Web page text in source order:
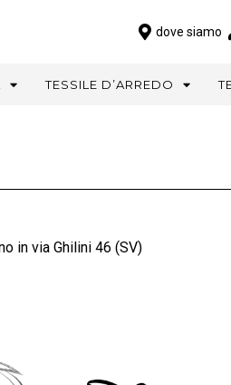
dove siamo
TESSILE D’ARREDO
in via Ghilini 46 (SV)